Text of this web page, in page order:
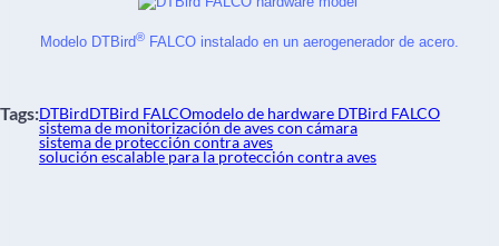
Modelo DTBird® FALCO instalado en un aerogenerador de acero.
Tags:DTBirdDTBird FALCOmodelo de hardware DTBird FALCO
sistema de monitorización de aves con cámara
sistema de protección contra aves
solución escalable para la protección contra aves